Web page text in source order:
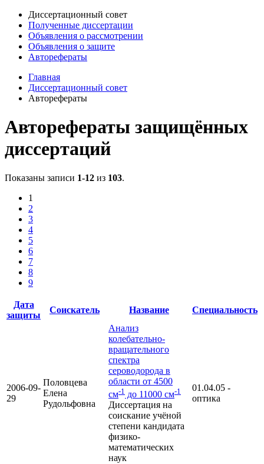
Диссертационный совет
Полученные диссертации
Объявления о рассмотрении
Объявления о защите
Авторефераты
Главная
Диссертационный совет
Авторефераты
Авторефераты защищённых
диссертаций
Показаны записи 1-12 из 103.
1
2
3
4
5
6
7
8
9
Дата
защиты
Соискатель Название Специальность
2006-09-
29
Половцева
Елена
Рудольфовна
Анализ
колебательно-
вращательного
спектра
сероводорода в
области от 4500
см-1 до 11000 см-1
Диссертация на
соискание учёной
степени кандидата
физико-
математических
наук
01.04.05 -
оптика